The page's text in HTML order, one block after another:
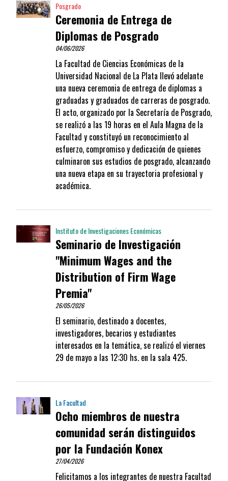
Posgrado
Ceremonia de Entrega de
Diplomas de Posgrado
04/06/2026
La Facultad de Ciencias Económicas de la
Universidad Nacional de La Plata llevó adelante
una nueva ceremonia de entrega de diplomas a
graduadas y graduados de carreras de posgrado.
El acto, organizado por la Secretaría de Posgrado,
se realizó a las 19 horas en el Aula Magna de la
Facultad y constituyó un reconocimiento al
esfuerzo, compromiso y dedicación de quienes
culminaron sus estudios de posgrado, alcanzando
una nueva etapa en su trayectoria profesional y
académica.
Instituto de Investigaciones Económicas
Seminario de Investigación
"Minimum Wages and the
Distribution of Firm Wage
Premia"
26/05/2026
El seminario, destinado a docentes,
investigadores, becarios y estudiantes
interesados en la temática, se realizó el viernes
29 de mayo a las 12:30 hs. en la sala 425.
La Facultad
Ocho miembros de nuestra
comunidad serán distinguidos
por la Fundación Konex
27/04/2026
Felicitamos a los integrantes de nuestra Facultad